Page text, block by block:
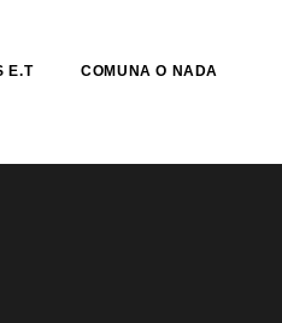
E.T COMUNA O NADA